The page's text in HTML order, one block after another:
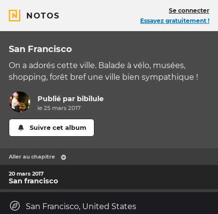
NOTOS
Se connecter
Essayez gratuitement !
San Francisco
On a adorés cette ville. Balade à vélo, musées,
shopping, forêt bref une ville bien sympathique !
Publié par bibilule
le 25 mars 2017
Suivre cet album
Aller au chapitre
20 mars 2017
San francisco
San Francisco, United States